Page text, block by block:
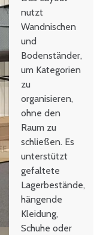
nutzt
Wandnischen
und
Bodenständer,
um Kategorien
zu
organisieren,
ohne den
Raum zu
schließen. Es
unterstützt
gefaltete
Lagerbestände,
hängende
Kleidung,
Schuhe oder